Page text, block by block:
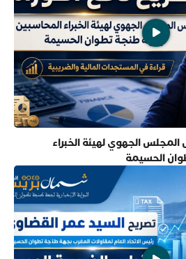
الجهوي لهيئة الخبراء
الحسيمة